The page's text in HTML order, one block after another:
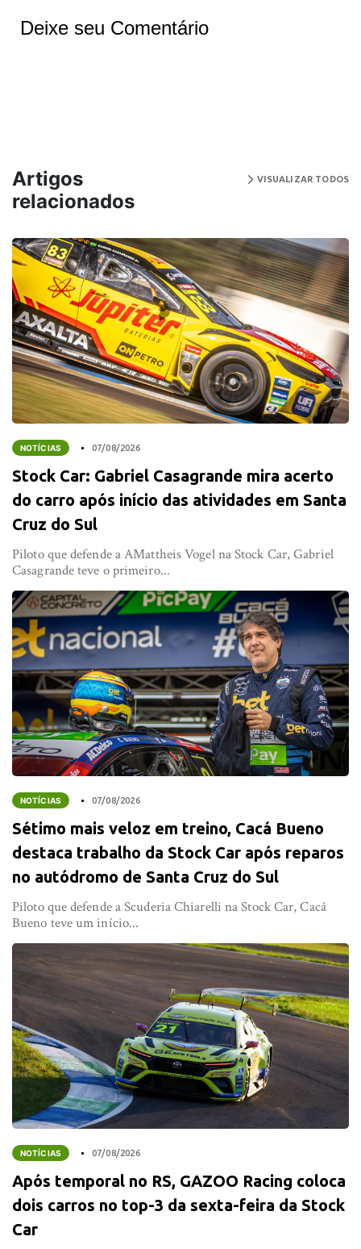
Deixe seu Comentário
Artigos
relacionados
VISUALIZAR TODOS
NOTÍCIAS 07/08/2026
Stock Car: Gabriel Casagrande mira acerto
do carro após início das atividades em Santa
Cruz do Sul
Piloto que defende a AMattheis Vogel na Stock Car, Gabriel
Casagrande teve o primeiro...
NOTÍCIAS 07/08/2026
Sétimo mais veloz em treino, Cacá Bueno
destaca trabalho da Stock Car após reparos
no autódromo de Santa Cruz do Sul
Piloto que defende a Scuderia Chiarelli na Stock Car, Cacá
Bueno teve um início...
NOTÍCIAS 07/08/2026
Após temporal no RS, GAZOO Racing coloca
dois carros no top-3 da sexta-feira da Stock
Car